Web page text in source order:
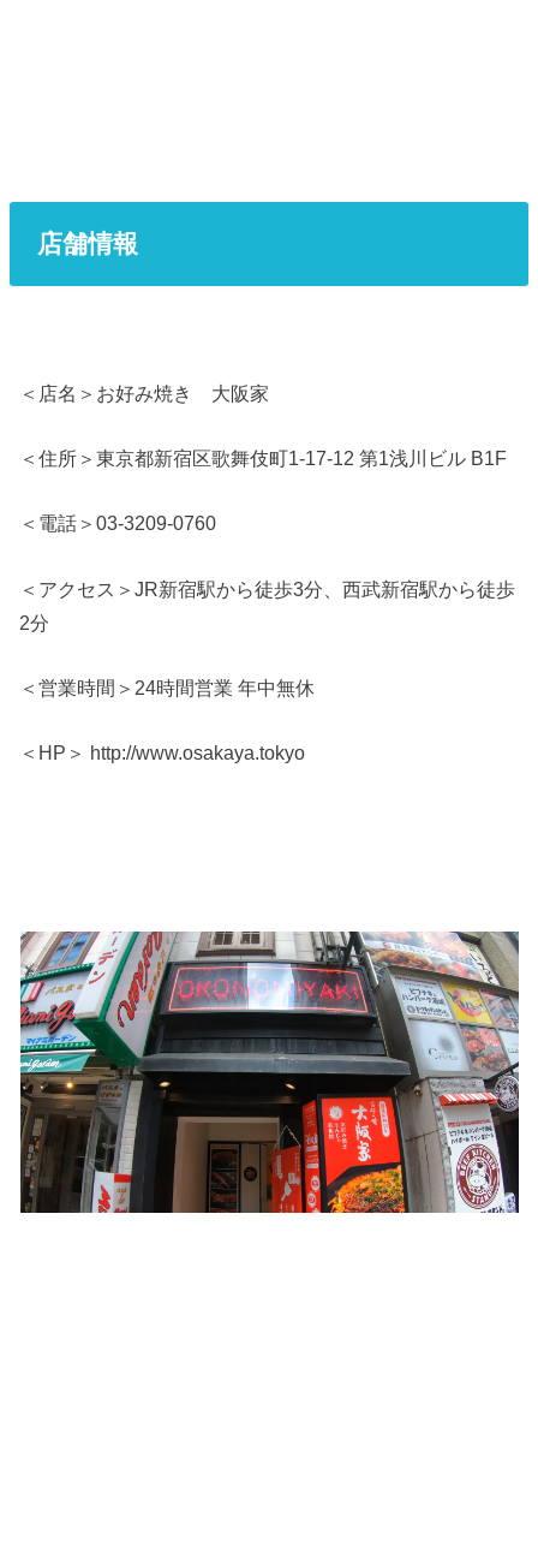
店舗情報
＜店名＞お好み焼き 大阪家
＜住所＞東京都新宿区歌舞伎町1-17-12 第1浅川ビル B1F
＜電話＞03-3209-0760
＜アクセス＞JR新宿駅から徒歩3分、西武新宿駅から徒歩
2分
＜営業時間＞24時間営業 年中無休
＜HP＞ http://www.osakaya.tokyo